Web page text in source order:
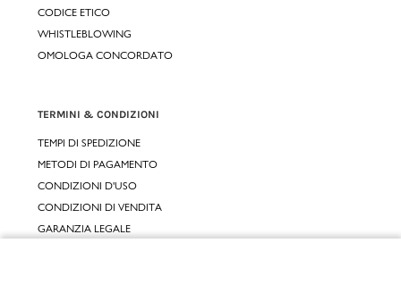
CODICE ETICO
WHISTLEBLOWING
OMOLOGA CONCORDATO
TERMINI & CONDIZIONI
TEMPI DI SPEDIZIONE
METODI DI PAGAMENTO
CONDIZIONI D'USO
CONDIZIONI DI VENDITA
GARANZIA LEGALE